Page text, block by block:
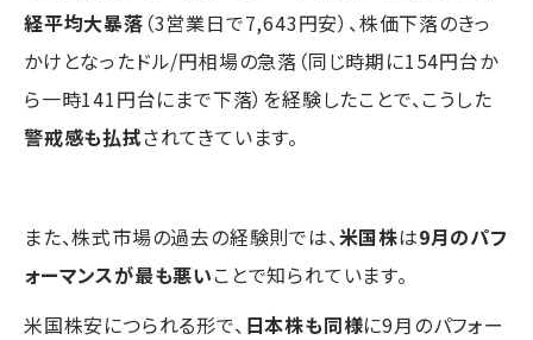
経平均大暴落 （3営業日で7,643円安）、株価下落のきっ
かけとなったドル/円相場の急落（同じ時期に154円台か
ら一時141円台にまで下落）を経験したことで、こうした
警戒感も払拭されてきています。
また、株式市場の過去の経験則では、米国株は9月のパフ
ォーマンスが最も悪いことで知られています。
米国株安につられる形で、 日本株も同様に9月のパフォー